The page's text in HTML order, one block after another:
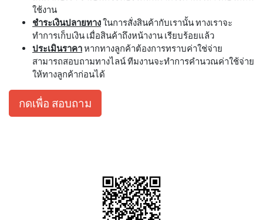
ใช้งาน
ชำระเงินปลายทางในการสั่งสินค้ากับเรานั้น ทางเราจะ
ทำการเก็บเงิน เมื่อสินค้าถึงหน้างาน เรียบร้อยแล้ว
ประเมินราคาหากทางลูกค้าต้องการทราบค่าใช่จ่าย
สามารถสอบถามทางไลน์ ทีมงานจะทำการคำนวณค่าใช้จ่าย
ให้ทางลูกค้าก่อนได้
กดเพื่อ สอบถาม